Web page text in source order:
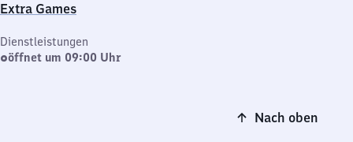
Extra Games
Dienstleistungen
öffnet um 09:00 Uhr
Nach oben